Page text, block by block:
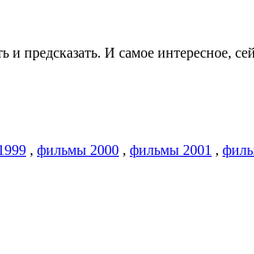
предсказать. И самое интересное,
, фильмы 2000 , фильмы 2001 ,